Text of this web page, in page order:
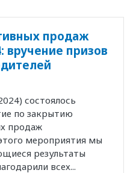
продаж
вручение призов
состоялось
по закрытию
продаж
мероприятия мы
результаты
всех...